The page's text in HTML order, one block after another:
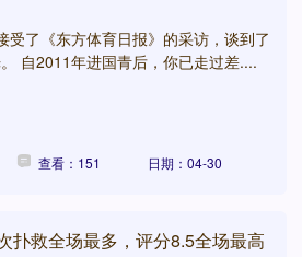
了《东方体育日报》的采访，谈到了
自2011年进国青后，你已走过差....
查看：151 日期：04-30
扑救全场最多，评分8.5全场最高